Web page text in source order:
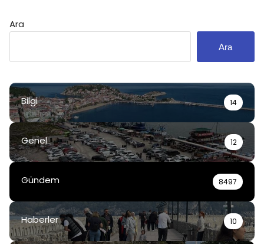
Ara
Ara
Bilgi 14
Genel 12
Gündem 8497
Haberler 10